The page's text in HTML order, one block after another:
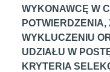
WYKONAWCĘ W
POTWIERDZENIA,
WYKLUCZENIU
UDZIAŁU W
KRYTERIA